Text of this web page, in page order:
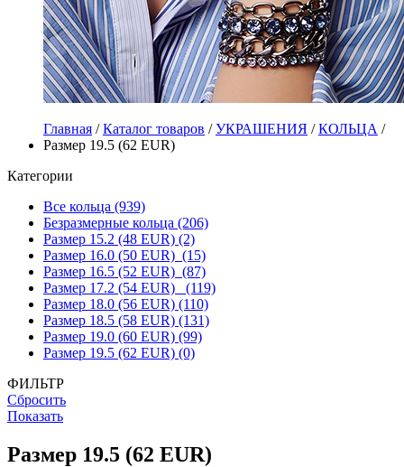
Главная /Каталог товаров /УКРАШЕНИЯ /КОЛЬЦА /
Размер 19.5 (62 EUR)
Категории
Все кольца (939)
Безразмерные кольца (206)
Размер 15.2 (48 EUR) (2)
Размер 16.0 (50 EUR) (15)
Размер 16.5 (52 EUR) (87)
Размер 17.2 (54 EUR) (119)
Размер 18.0 (56 EUR) (110)
Размер 18.5 (58 EUR) (131)
Размер 19.0 (60 EUR) (99)
Размер 19.5 (62 EUR) (0)
ФИЛЬТР
Сбросить
Показать
Размер 19.5 (62 EUR)